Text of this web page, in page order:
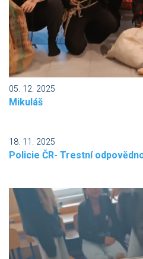
05. 12. 2025
Mikuláš
18. 11. 2025
Policie ČR- Trestní